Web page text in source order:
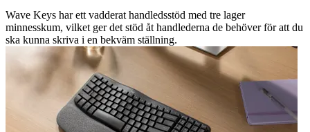
Wave Keys har ett vadderat handledsstöd med tre lager
minnesskum, vilket ger det stöd åt handlederna de behöver för att du
ska kunna skriva i en bekväm ställning.